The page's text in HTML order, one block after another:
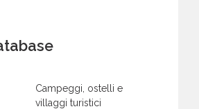
Campeggi, ostelli e
villaggi turistici